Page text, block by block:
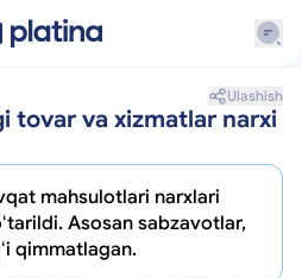
Ulashish
tovar va xizmatlar narxi
mahsulotlari narxlari
Asosan sabzavotlar,
qimmatlagan.